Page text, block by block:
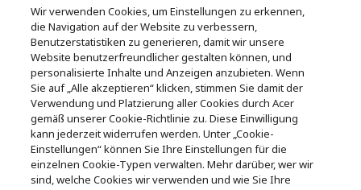
Kostenloser
Versand
vor und nach
dem Kauf
Zahlung
© 2026 Acer Inc.
CPYou BV ist der autorisierte Wiederverkäufer und Händler der
Produkte und Dienstleistungen, die in diesem Shop angeboten
werden.
Wir verwenden Cookies, um Einstellungen zu erkennen,
die Navigation auf der Website zu verbessern,
Benutzerstatistiken zu generieren, damit wir unsere
Website benutzerfreundlicher gestalten können, und
personalisierte Inhalte und Anzeigen anzubieten. Wenn
Sie auf „Alle akzeptieren“ klicken, stimmen Sie damit der
Verwendung und Platzierung aller Cookies durch Acer
gemäß unserer Cookie-Richtlinie zu. Diese Einwilligung
kann jederzeit widerrufen werden. Unter „Cookie-
Einstellungen“ können Sie Ihre Einstellungen für die
einzelnen Cookie-Typen verwalten. Mehr darüber, wer wir
sind, welche Cookies wir verwenden und wie Sie Ihre